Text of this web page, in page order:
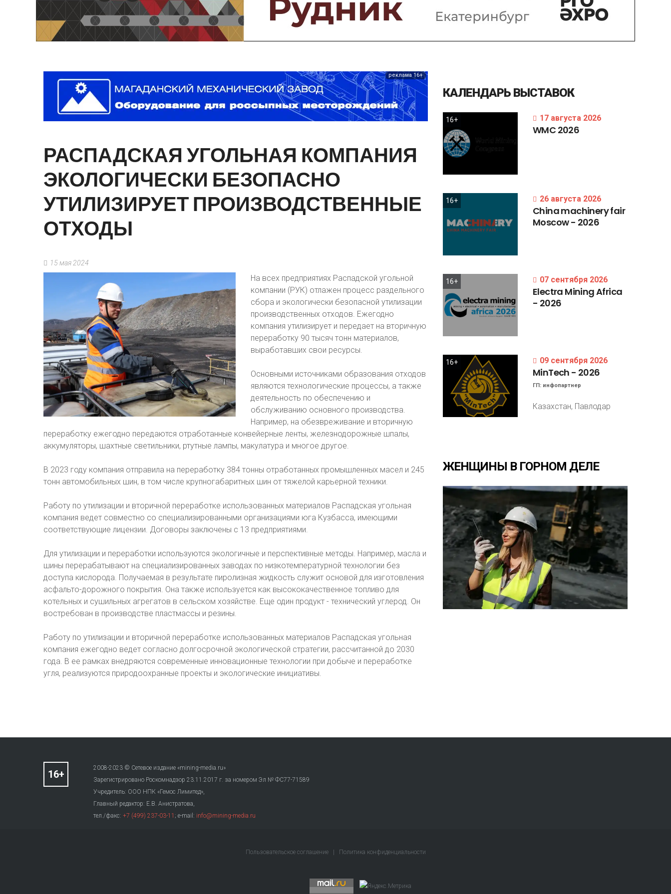
Предприятия и компании
Интервью
Выставки, Конференции
реклама 16+
РАСПАДСКАЯУГОЛЬНАЯ КОМПАНИЯ
ЭКОЛОГИЧЕСКИ БЕЗОПАСНО
УТИЛИЗИРУЕТПРОИЗВОДСТВЕННЫЕ
ОТХОДЫ
15 мая 2024
На всех предприятиях Распадской угольной
компании (РУК) отлажен процесс раздельного
сбора и экологически безопасной утилизации
производственных отходов. Ежегодно
компания утилизирует и передает на вторичную
переработку 90 тысяч тонн материалов,
выработавших свои ресурсы.
Основными источниками образования отходов
являются технологические процессы, а также
деятельность по обеспечению и
обслуживанию основного производства.
Например, на обезвреживание и вторичную
переработку ежегодно передаются отработанные конвейерные ленты, железнодорожные шпалы,
аккумуляторы, шахтные светильники, ртутные лампы, макулатура и многое другое.
В 2023 году компания отправила на переработку 384 тонны отработанных промышленных масел и 245
тонн автомобильных шин, в том числе крупногабаритных шин от тяжелой карьерной техники.
Работу по утилизации и вторичной переработке использованных материалов Распадская угольная
компания ведет совместно со специализированными организациями юга Кузбасса, имеющими
соответствующие лицензии. Договоры заключены с 13 предприятиями.
Для утилизации и переработки используются экологичные и перспективные методы. Например, масла и
шины перерабатывают на специализированных заводах по низкотемпературной технологии без
доступа кислорода. Получаемая в результате пиролизная жидкость служит основой для изготовления
асфальто-дорожного покрытия. Она также используется как высококачественное топливо для
котельных и сушильных агрегатов в сельском хозяйстве. Еще один продукт - технический углерод. Он
востребован в производстве пластмассы и резины.
Работу по утилизации и вторичной переработке использованных материалов Распадская угольная
компания ежегодно ведет согласно долгосрочной экологической стратегии, рассчитанной до 2030
года. В ее рамках внедряются современные инновационные технологии при добыче и переработке
угля, реализуются природоохранные проекты и экологические инициативы.
КАЛЕНДАРЬ ВЫСТАВОК
16+ 17 августа 2026
WMC 2026
16+ 26 августа 2026
Chinamachineryfair
Moscow- 2026
16+ 07 сентября 2026
Electra MiningAfrica
- 2026
16+ 09 сентября 2026
MinTech - 2026
ГП: инфопартнер
Казахстан, Павлодар
ЖЕНЩИНЫ В ГОРНОМ ДЕЛЕ
2008-2023 © Сетевое издание «mining-media.ru»
Зарегистрировано Роскомнадзор 23.11.2017 г. за номером Эл № ФС77-71589
Учредитель: ООО НПК «Гемос Лимитед»,
Главный редактор: Е.В. Анистратова,
тел./факс: +7 (499) 237-03-11 ; e-mail: info@mining-media.ru
Пользовательское соглашение Политика конфиденциальности